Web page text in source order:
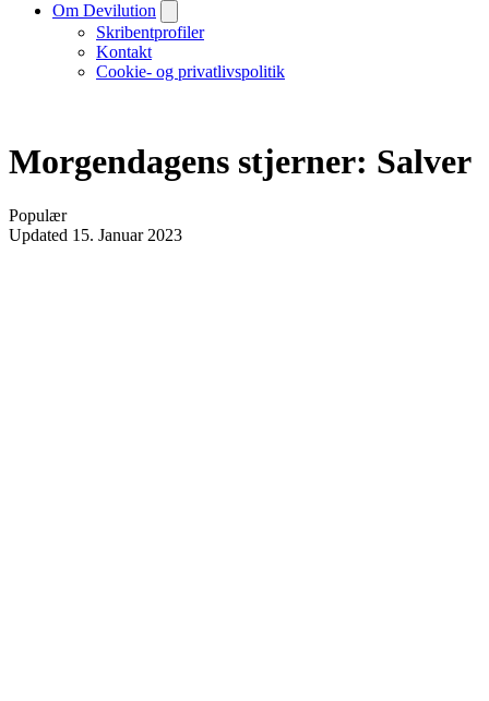
Om Devilution
Skribentprofiler
Kontakt
Cookie- og privatlivspolitik
Morgendagens stjerner: Salver
Populær
Updated 15. Januar 2023